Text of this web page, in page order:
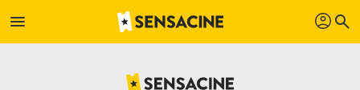
menu profil search